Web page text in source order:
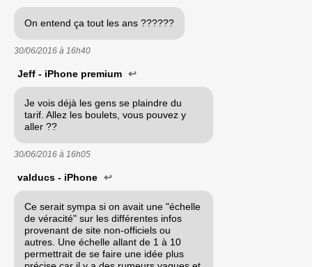
On entend ça tout les ans ??????
30/06/2016 à 16h40
Jeff - iPhone premium ↩
Je vois déjà les gens se plaindre du
tarif. Allez les boulets, vous pouvez y
aller ??
30/06/2016 à 16h05
valducs - iPhone ↩
Ce serait sympa si on avait une "échelle
de véracité" sur les différentes infos
provenant de site non-officiels ou
autres. Une échelle allant de 1 à 10
permettrait de se faire une idée plus